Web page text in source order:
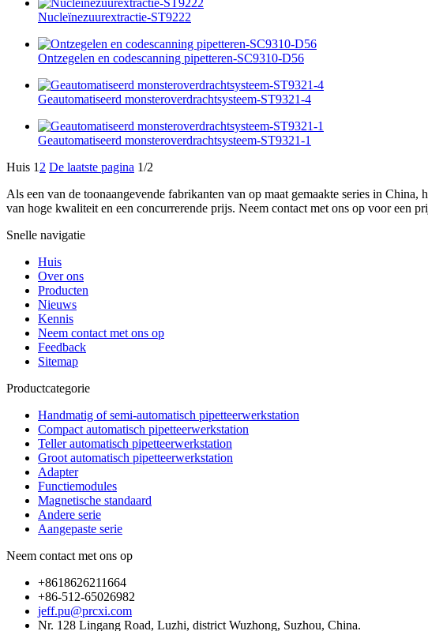
Nucleïnezuurextractie-ST9222
Ontzegelen en codescanning pipetteren-SC9310-D56
Geautomatiseerd monsteroverdrachtsysteem-ST9321-4
Geautomatiseerd monsteroverdrachtsysteem-ST9321-1
Huis 1 2 De laatste pagina 1/2
Als een van de toonaangevende fabrikanten van op maat gemaakte series in
van hoge kwaliteit en een concurrerende prijs. Neem contact met ons op voor een
Snelle navigatie
Huis
Over ons
Producten
Nieuws
Kennis
Neem contact met ons op
Feedback
Sitemap
Productcategorie
Handmatig of semi-automatisch pipetteerwerkstation
Compact automatisch pipetteerwerkstation
Teller automatisch pipetteerwerkstation
Groot automatisch pipetteerwerkstation
Adapter
Functiemodules
Magnetische standaard
Andere serie
Aangepaste serie
Neem contact met ons op
+8618626211664
+86-512-65026982
jeff.pu@prcxi.com
Nr. 128 Lingang Road, Luzhi, district Wuzhong, Suzhou, China.